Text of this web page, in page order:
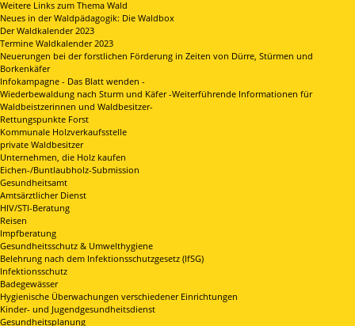
Weitere Links zum Thema Wald
Neues in der Waldpädagogik: Die Waldbox
Der Waldkalender 2023
Termine Waldkalender 2023
Neuerungen bei der forstlichen Förderung in Zeiten von Dürre, Stürmen und
Borkenkäfer
Infokampagne - Das Blatt wenden -
Wiederbewaldung nach Sturm und Käfer -Weiterführende Informationen für
Waldbeistzerinnen und Waldbesitzer-
Rettungspunkte Forst
Kommunale Holzverkaufsstelle
private Waldbesitzer
Unternehmen, die Holz kaufen
Eichen-/Buntlaubholz-Submission
Gesundheitsamt
Amtsärztlicher Dienst
HIV/STI-Beratung
Reisen
Impfberatung
Gesundheitsschutz & Umwelthygiene
Belehrung nach dem Infektionsschutzgesetz (IfSG)
Infektionsschutz
Badegewässer
Hygienische Überwachungen verschiedener Einrichtungen
Kinder- und Jugendgesundheitsdienst
Gesundheitsplanung